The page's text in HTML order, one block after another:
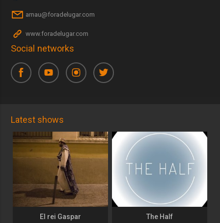
arnau@foradelugar.com
www.foradelugar.com
Social networks
Latest shows
El rei Gaspar The Half